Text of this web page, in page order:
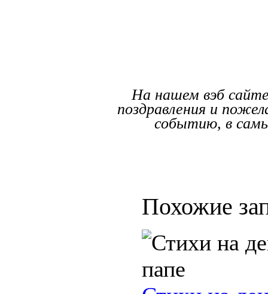
На нашем вэб
поздравления и
событию, в
Похожие